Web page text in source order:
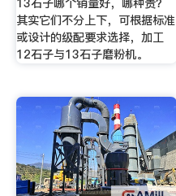
13石子哪个销量好，哪种贵？
其实它们不分上下，可根据标准
或设计的级配要求选择，加工
12石子与13石子磨粉机。